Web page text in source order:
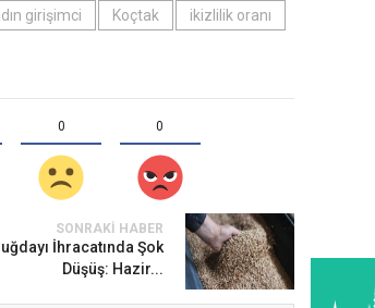
girişimci Koçtak ikizlilik oranı
0 0
SONRAKI HABER
İhracatında Şok
Düşüş: Hazir...